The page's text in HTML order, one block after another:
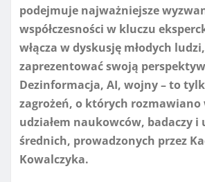
podejmuje najważniejsze
współczesności w kluczu
włącza w dyskusję młodych
zaprezentować swoją
Dezinformacja, AI, wojny – to
zagrożeń, o których rozmawiano
udziałem naukowców, badaczy i
średnich, prowadzonych przez
Kowalczyka.